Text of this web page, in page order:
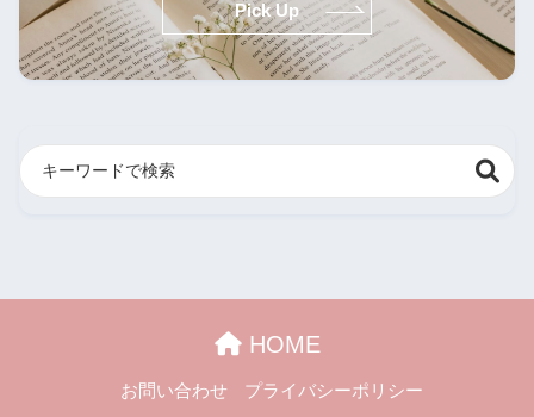
Pick Up
HOME
お問い合わせ プライバシーポリシー